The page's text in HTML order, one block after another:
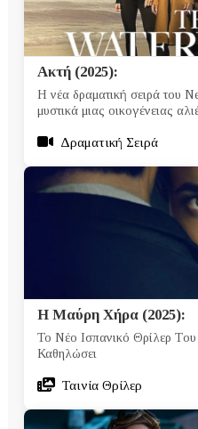
Ακτή (2025):
Η νέα δραματική σειρά του
μυστικά μιας οικογένειας
Δραματική Σειρά
Η Μαύρη Χήρα (2025):
Το Νέο Ισπανικό Θρίλερ
Καθηλώσει
Ταινία Θρίλερ